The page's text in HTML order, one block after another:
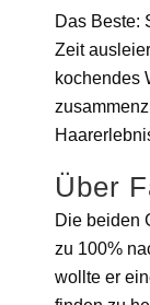
Das Beste:
Zeit
kochendes
Über
Die beiden
zu 100%
wollte er